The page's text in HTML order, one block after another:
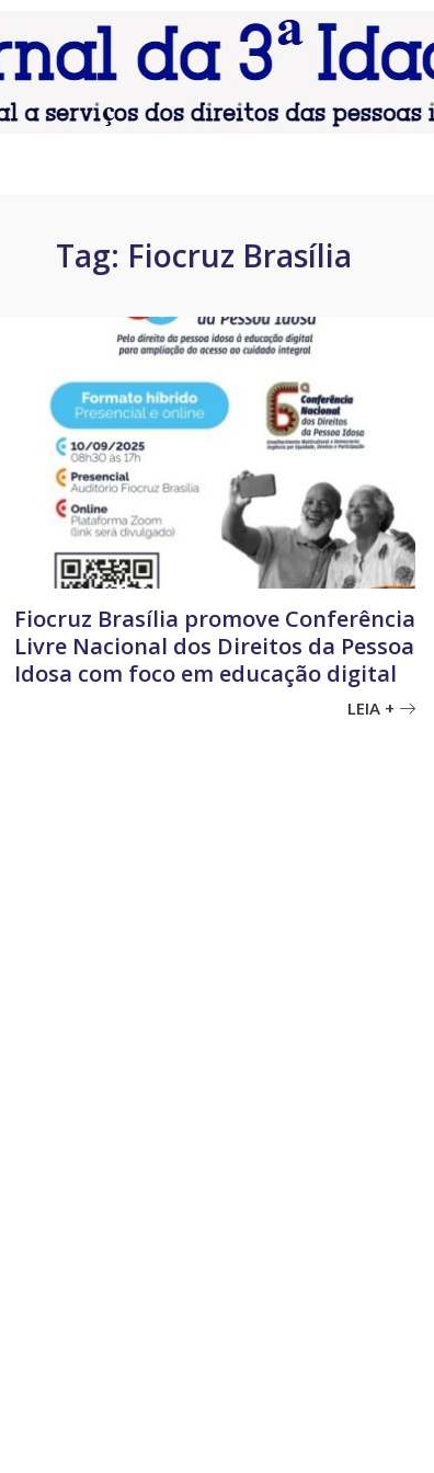
Tag: Fiocruz Brasília
Fiocruz Brasília promove Conferência
Livre Nacional dos Direitos da Pessoa
Idosa com foco em educação digital
LEIA +